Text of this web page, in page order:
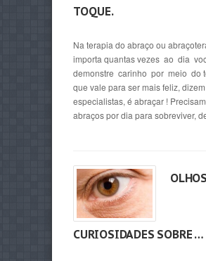
TOQUE.
Na terapia do abraço ou
importa quantas vezes ao dia
demonstre carinho por meio do
que vale para ser mais feliz, dizem
especialistas, é abraçar !
abraços por dia para sobreviver,
CURIOSIDADES SOBRE …